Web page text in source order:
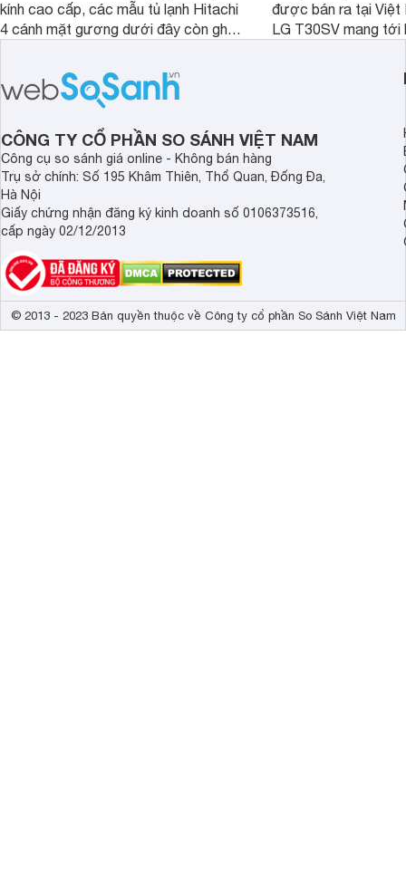
kính cao cấp, các mẫu tủ lạnh Hitachi
4 cánh mặt gương dưới đây còn ghi
công nghệ bảo quản hiện đại, đáp ứng
tốt nhu cầu lưu trữ thực phẩm của gia
được bán ra tại Việt
LG T30SV mang
mức giá bán dễ
nhiều khách hàng
CÔNG TY CỔ PHẦN SO SÁNH VIỆT NAM
Công cụ so sánh giá online - Không bán hàng
Trụ sở chính: Số 195 Khâm Thiên, Thổ Quan, Đống Đa,
Hà Nội
Giấy chứng nhận đăng ký kinh doanh số 0106373516,
cấp ngày 02/12/2013
© 2013 - 2023 Bản quyền thuộc về Công ty cổ phần So Sánh Việt Nam